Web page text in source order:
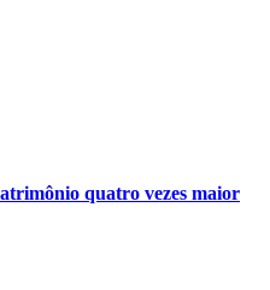
quatro vezes maior